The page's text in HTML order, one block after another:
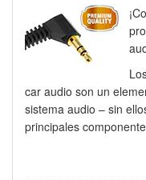
car audio son un
sistema audio – sin
principales